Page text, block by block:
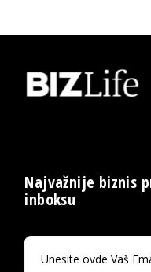
Najvažnije biznis
inboksu